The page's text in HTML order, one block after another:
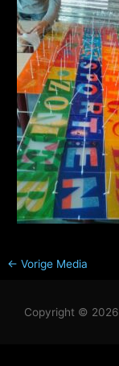
← Vorige Media
Copyright © 2026